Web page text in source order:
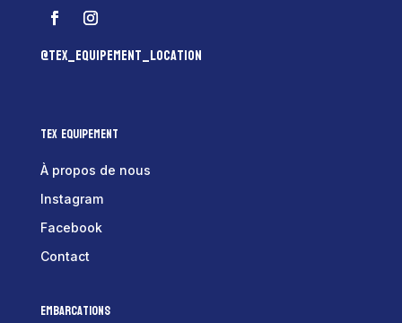
@tex_equipement_location
Tex Equipement
À propos de nous
Instagram
Facebook
Contact
Embarcations